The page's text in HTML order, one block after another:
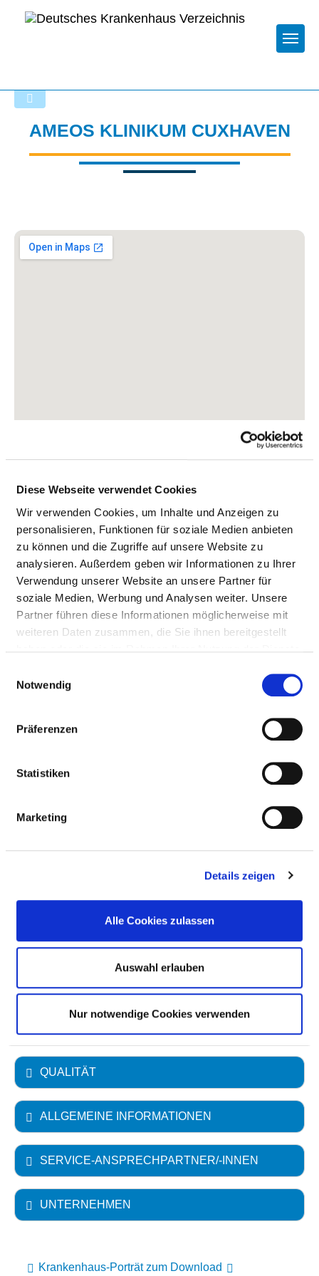
Diese Webseite verwendet Cookies
Wir verwenden Cookies, um Inhalte und Anzeigen zu
personalisieren, Funktionen für soziale Medien anbieten
zu können und die Zugriffe auf unsere Website zu
analysieren. Außerdem geben wir Informationen zu Ihrer
Verwendung unserer Website an unsere Partner für
soziale Medien, Werbung und Analysen weiter. Unsere
Partner führen diese Informationen möglicherweise mit
weiteren Daten zusammen, die Sie ihnen bereitgestellt
Notwendig
Präferenzen
Statistiken
Marketing
Details zeigen
Alle Cookies zulassen
Auswahl erlauben
Nur notwendige Cookies verwenden
AMEOS KLINIKUM CUXHAVEN
Feldweg 24
27474 Cuxhaven
Tel.:04721-6644188
ed.soema.dnaltseeg@kinilksegaTremmiztsneiD
Anfahrt
https://www.ameos.de/klinikum-cuxhaven
BASIS-INFOS
Anzahl Betten: 25
Ambulante Fallzahl: 1.650
Art des Trägers: privat
QUALITÄT
ALLGEMEINE INFORMATIONEN
SERVICE-ANSPRECHPARTNER/-INNEN
UNTERNEHMEN
Krankenhaus-Porträt zum Download